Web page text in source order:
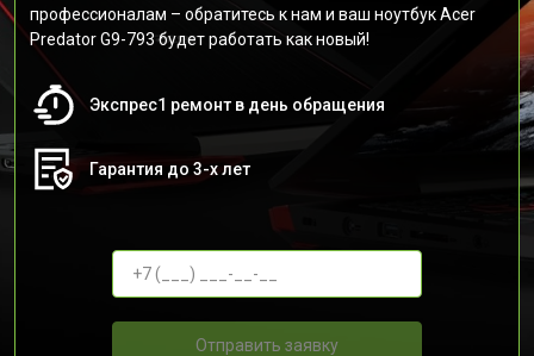
профессионалам – обратитесь к нам и ваш ноутбук Acer
Predator G9-793 будет работать как новый!
Экспрес1 ремонт в день обращения
Гарантия до 3-х лет
Отправить заявку